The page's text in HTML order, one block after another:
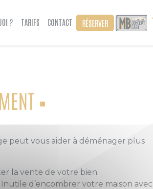
? TARIFS CONTACT RÉSERVER
peut vous aider à déménager plus
la vente de votre bien.
d’encombrer votre maison avec